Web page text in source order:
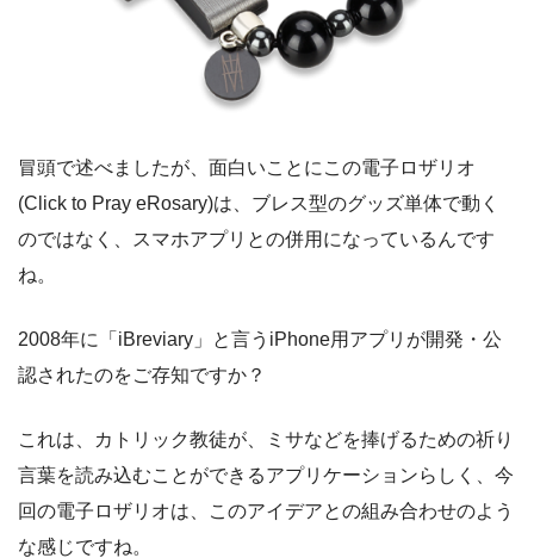
冒頭で述べましたが、面白いことにこの電子ロザリオ
(Click to Pray eRosary)は、ブレス型のグッズ単体で動く
のではなく、スマホアプリとの併用になっているんです
ね。
2008年に「iBreviary」と言うiPhone用アプリが開発・公
認されたのをご存知ですか？
これは、カトリック教徒が、ミサなどを捧げるための祈り
言葉を読み込むことができるアプリケーションらしく、今
回の電子ロザリオは、このアイデアとの組み合わせのよう
な感じですね。